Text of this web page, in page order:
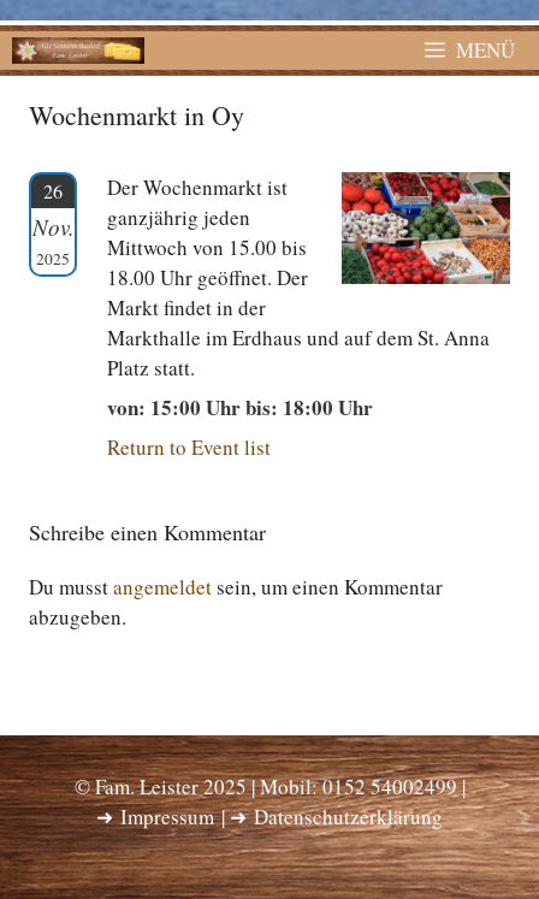
MENÜ
Wochenmarkt in Oy
26
Nov.
2025
Der Wochenmarkt ist
ganzjährig jeden
Mittwoch von 15.00 bis
18.00 Uhr geöffnet. Der
Markt findet in der
Markthalle im Erdhaus und auf dem St. Anna
Platz statt.
von: 15:00 Uhr bis: 18:00 Uhr
Return to Event list
Schreibe einen Kommentar
Du musstangemeldetsein, um einen Kommentar
abzugeben.
© Fam. Leister 2025 | Mobil: 0152 54002499 |
➜Impressum| ➜Datenschutzerklärung